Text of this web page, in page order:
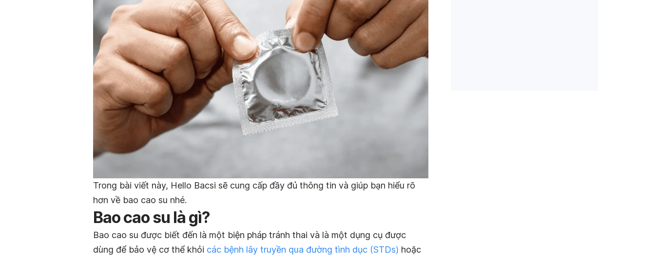
Trong bài viết này, Hello Bacsi sẽ cung cấp đầy đủ thông tin và giúp bạn hiểu rõ
hơn về bao cao su nhé.
Bao cao su là gì?
Bao cao su được biết đến là một biện pháp tránh thai và là một dụng cụ được
dùng để bảo vệ cơ thể khỏi các bệnh lây truyền qua đường tình dục (STDs) hoặc